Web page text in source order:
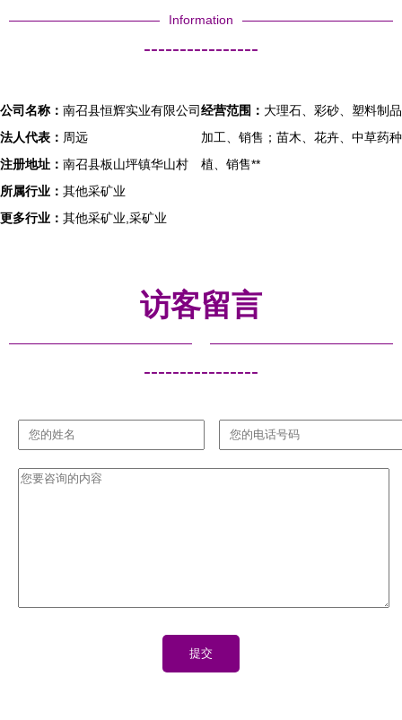
Information
----------------
公司名称： 南召县恒辉实业有限公司
法人代表： 周远
注册地址： 南召县板山坪镇华山村
所属行业： 其他采矿业
更多行业： 其他采矿业,采矿业
经营范围： 大理石、彩砂、塑料制品
加工、销售；苗木、花卉、中草药种
植、销售**
访客留言
----------------